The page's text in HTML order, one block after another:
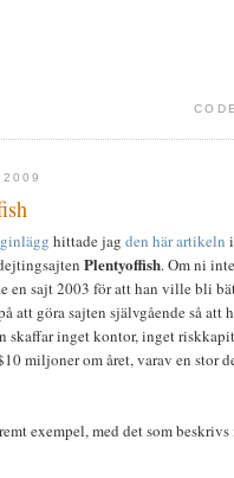
2009
hittade jag den här artikeln
Plentyoffish. Om ni
en sajt 2003 för att han ville bli
att göra sajten självgående så att
skaffar inget kontor, inget
miljoner om året, varav en stor
exempel, med det som